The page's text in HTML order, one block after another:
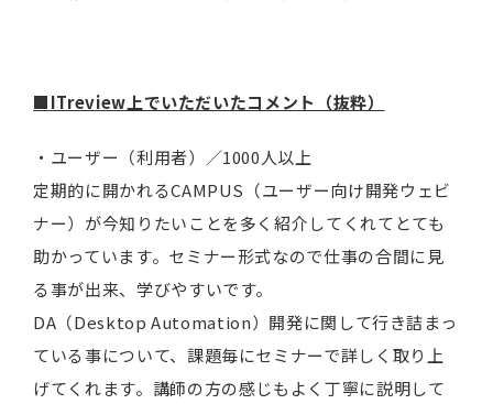
■ITreview上でいただいたコメント（抜粋）
・ユーザー（利用者）／1000人以上
定期的に開かれるCAMPUS（ユーザー向け開発ウェビ
ナー）が今知りたいことを多く紹介してくれてとても
助かっています。セミナー形式なので仕事の合間に見
る事が出来、学びやすいです。
DA（Desktop Automation）開発に関して行き詰まっ
ている事について、課題毎にセミナーで詳しく取り上
げてくれます。講師の方の感じもよく丁寧に説明して